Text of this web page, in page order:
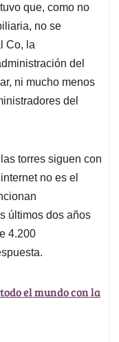
que, como no
no se
Co, la
del
ni mucho menos
del
torres siguen con
no es el
últimos dos años
4.200
el mundo con la